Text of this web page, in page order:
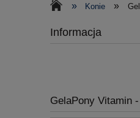
» Konie »
Informacja
GelaPony Vitamin